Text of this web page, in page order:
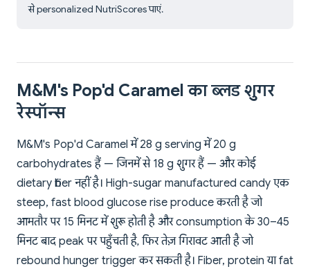
से personalized NutriScores पाएं.
M&M's Pop'd Caramel का ब्लड शुगर
रेस्पॉन्स
M&M's Pop'd Caramel में 28 g serving में 20 g
carbohydrates हैं — जिनमें से 18 g शुगर हैं — और कोई
dietary fiber नहीं है। High-sugar manufactured candy एक
steep, fast blood glucose rise produce करती है जो
आमतौर पर 15 मिनट में शुरू होती है और consumption के 30–45
मिनट बाद peak पर पहुँचती है, फिर तेज़ गिरावट आती है जो
rebound hunger trigger कर सकती है। Fiber, protein या fat